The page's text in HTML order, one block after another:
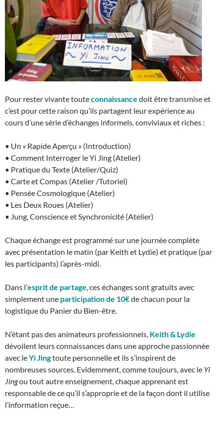
Pour rester vivante touteconnaissance doit être transmise et
c’est pour cette raison qu’ils partagent leur expérience au
cours d’une série d’échanges informels, conviviaux et riches :
• Un « Rapide Aperçu » (Introduction)
• Comment Interroger le Yi Jing (Atelier)
• Pratique du Texte (Atelier/Quiz)
• Carte et Compas (Atelier /Tutoriel)
• Pensée Cosmologique (Atelier)
• Les Deux Roues (Atelier)
• Jung, Conscience et Synchronicité (Atelier)
Chaque échange est programmé sur une journée complète
avec présentation le matin (par Keith et Lydie) et pratique (par
les participants) l’après-midi.
Dans l’esprit de partage , ces échanges sont gratuits avec
simplement une participation de 10€de chacun pour la
logistique du Panier du Bien-être.
N’étant pas des animateurs professionnels, Keith & Lydie
dévoilent leurs connaissances dans une approche passionnée
avec leYi Jingtoute personnelle et ils s’inspirent de
nombreuses sources. Evidemment, comme toujours, avec le Yi
Jingou tout autre enseignement, chaque apprenant est
responsable de ce qu’il s’approprie et de la façon dont il utilise
l’information reçue…